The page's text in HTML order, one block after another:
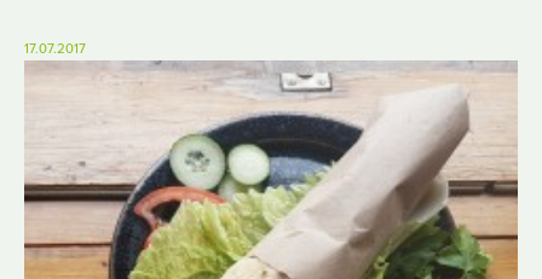
17.07.2017